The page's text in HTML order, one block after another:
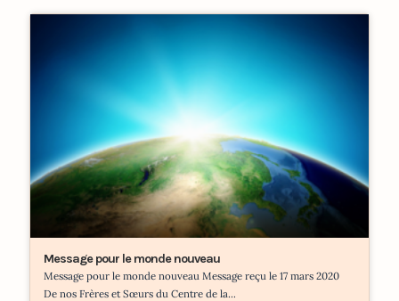
Message pour le monde nouveau
Message pour le monde nouveau Message reçu le 17 mars 2020
De nos Frères et Sœurs du Centre de la...